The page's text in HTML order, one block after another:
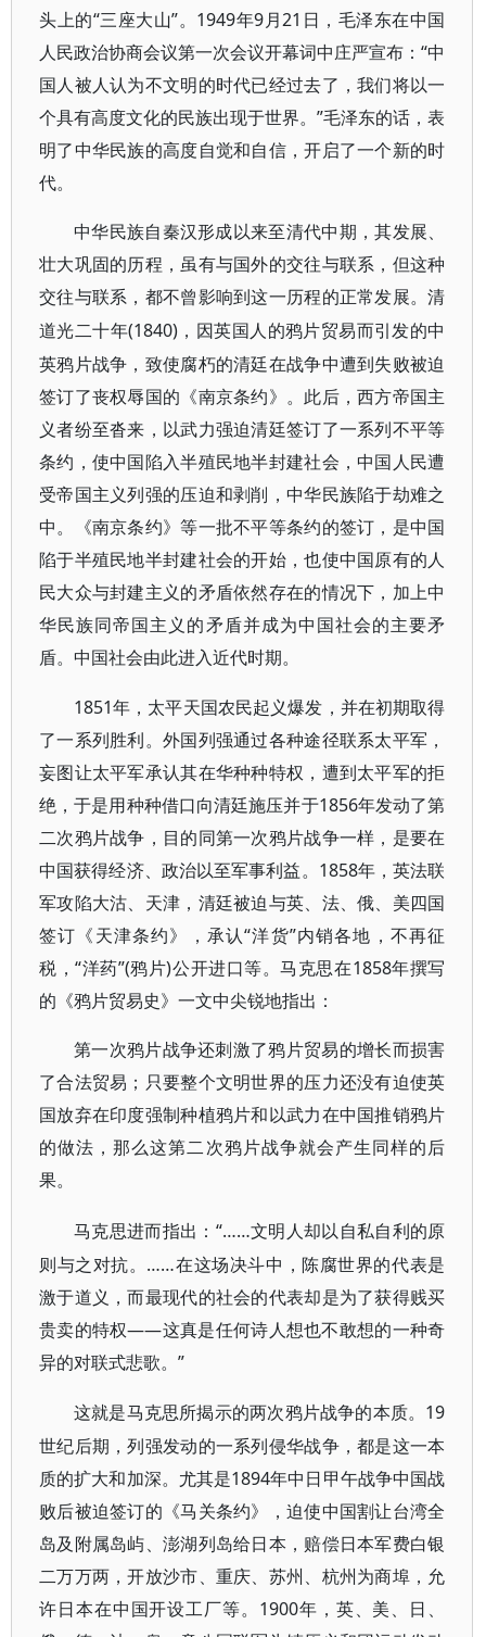
头上的“三座大山”。1949年9月21日，毛泽东在中国
人民政治协商会议第一次会议开幕词中庄严宣布：“中
国人被人认为不文明的时代已经过去了，我们将以一
个具有高度文化的民族出现于世界。”毛泽东的话，表
明了中华民族的高度自觉和自信，开启了一个新的时
代。
中华民族自秦汉形成以来至清代中期，其发展、
壮大巩固的历程，虽有与国外的交往与联系，但这种
交往与联系，都不曾影响到这一历程的正常发展。清
道光二十年(1840)，因英国人的鸦片贸易而引发的中
英鸦片战争，致使腐朽的清廷在战争中遭到失败被迫
签订了丧权辱国的《南京条约》。此后，西方帝国主
义者纷至沓来，以武力强迫清廷签订了一系列不平等
条约，使中国陷入半殖民地半封建社会，中国人民遭
受帝国主义列强的压迫和剥削，中华民族陷于劫难之
中。《南京条约》等一批不平等条约的签订，是中国
陷于半殖民地半封建社会的开始，也使中国原有的人
民大众与封建主义的矛盾依然存在的情况下，加上中
华民族同帝国主义的矛盾并成为中国社会的主要矛
盾。中国社会由此进入近代时期。
1851年，太平天国农民起义爆发，并在初期取得
了一系列胜利。外国列强通过各种途径联系太平军，
妄图让太平军承认其在华种种特权，遭到太平军的拒
绝，于是用种种借口向清廷施压并于1856年发动了第
二次鸦片战争，目的同第一次鸦片战争一样，是要在
中国获得经济、政治以至军事利益。1858年，英法联
军攻陷大沽、天津，清廷被迫与英、法、俄、美四国
签订《天津条约》，承认“洋货”内销各地，不再征
税，“洋药”(鸦片)公开进口等。马克思在1858年撰写
的《鸦片贸易史》一文中尖锐地指出：
第一次鸦片战争还刺激了鸦片贸易的增长而损害
了合法贸易；只要整个文明世界的压力还没有迫使英
国放弃在印度强制种植鸦片和以武力在中国推销鸦片
的做法，那么这第二次鸦片战争就会产生同样的后
果。
马克思进而指出： “……文明人却以自私自利的原
则与之对抗。……在这场决斗中，陈腐世界的代表是
激于道义，而最现代的社会的代表却是为了获得贱买
贵卖的特权——这真是任何诗人想也不敢想的一种奇
异的对联式悲歌。”
这就是马克思所揭示的两次鸦片战争的本质。 19
世纪后期，列强发动的一系列侵华战争，都是这一本
质的扩大和加深。尤其是1894年中日甲午战争中国战
败后被迫签订的《马关条约》，迫使中国割让台湾全
岛及附属岛屿、澎湖列岛给日本，赔偿日本军费白银
二万万两，开放沙市、重庆、苏州、杭州为商埠，允
许日本在中国开设工厂等。1900年，英、美、日、